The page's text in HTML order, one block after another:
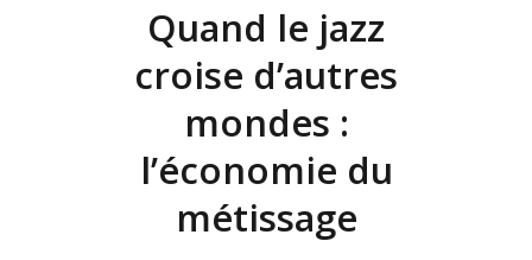
Quand le jazz
croise d’autres
mondes :
l’économie du
métissage